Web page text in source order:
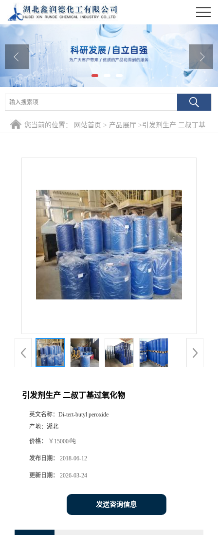
公司首页
公司介绍
公司动态
产品展厅
证书荣誉
您当前的位置： 网站首页 > 产品展厅 >引发剂生产 二叔丁基
引发剂生产 二叔丁基过氧化物
英文名称： Di-tert-butyl peroxide
产地： 湖北
价格： ￥15000/吨
发布日期： 2018-06-12
更新日期： 2026-03-24
发送咨询信息